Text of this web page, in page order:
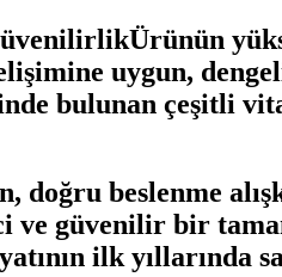
uygun,
bulunan çeşitli
doğru beslenme
ve güvenilir bir
ilk yıllarında